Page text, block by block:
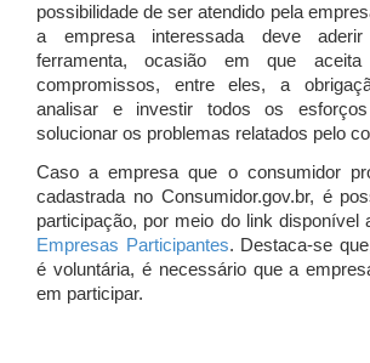
possibilidade de ser atendido pela
a empresa interessada deve
ferramenta, ocasião em que
compromissos, entre eles, a
analisar e investir todos os
solucionar os problemas relatados pelo
Caso a empresa que o consumidor
cadastrada no Consumidor.gov.br, é
participação, por meio do link disponível
Empresas Participantes. Destaca-se
é voluntária, é necessário que a
em participar.